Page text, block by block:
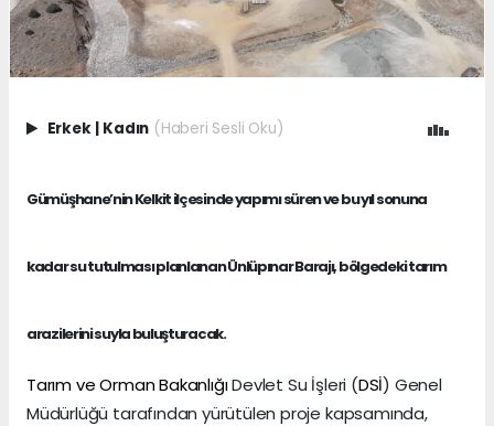
Erkek | Kadın (Haberi Sesli Oku)
Gümüşhane’nin Kelkit ilçesinde yapımı süren ve bu yıl sonuna
kadar su tutulması planlanan Ünlüpınar Barajı, bölgedeki tarım
arazilerini suyla buluşturacak.
Tarım ve Orman BakanlığıDevlet Su İşleri (DSİ) Genel
Müdürlüğü tarafından yürütülen proje kapsamında,